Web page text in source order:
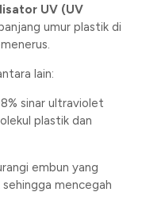
UV (UV
umur plastik di
lain:
sinar ultraviolet
plastik dan
embun yang
mencegah